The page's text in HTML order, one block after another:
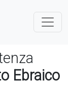
Ebraico